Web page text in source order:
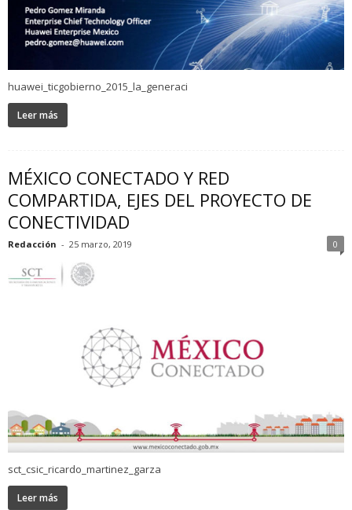
huawei_ticgobierno_2015_la_generaci
Leer más
MÉXICO CONECTADO Y RED
COMPARTIDA, EJES DEL PROYECTO DE
CONECTIVIDAD
Redacción - 25 marzo, 2019 0
sct_csic_ricardo_martinez_garza
Leer más